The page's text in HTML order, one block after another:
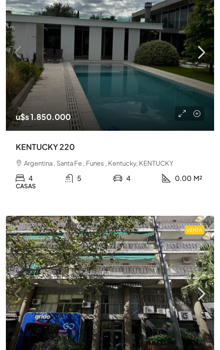
u$s 1.850.000
KENTUCKY 220
Argentina , Santa Fe , Funes , Kentucky, KENTUCKY
4 5 4 0.00 M²
CASAS
VENTA